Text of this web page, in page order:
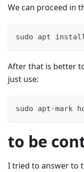
We can proceed in
sudo apt install
After that is better
just use:
sudo apt-mark
to be
I tried to answer to